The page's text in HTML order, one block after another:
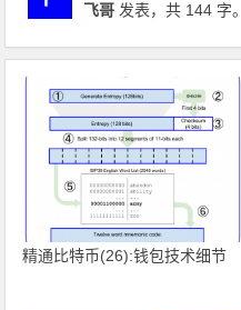
飞哥 发表，共 144 字。
精通比特币(26):钱包技术细节